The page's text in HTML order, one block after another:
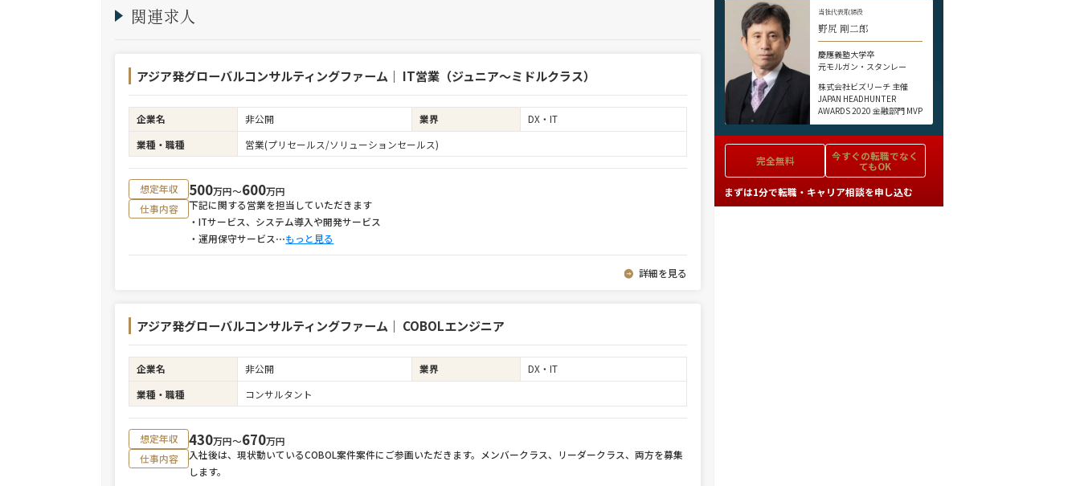
関連求人
アジア発グローバルコンサルティングファーム｜ IT営業（ジュニア～ミドルクラス）
企業名 非公開 業界
DX・IT
業種・職種
営業(プリセールス/ソリューションセールス)
想定年収 500万円〜600万円
仕事内容
下記に関する営業を担当していただきます
・ITサービス、システム導入や開発サービス
・運用保守サービス⋯もっと見る
詳細を見る
アジア発グローバルコンサルティングファーム｜ COBOLエンジニア
企業名 非公開 業界
DX・IT
業種・職種
コンサルタント
想定年収 430万円〜670万円
仕事内容
入社後は、現状動いているCOBOL案件案件にご参画いただきます。メンバークラス、リーダークラス、両方を募集
します。
当社代表取締役
野尻 剛二郎
慶應義塾大学卒
元モルガン・スタンレー
株式会社ビズリーチ 主催
JAPAN HEADHUNTER
AWARDS 2020 金融部門 MVP
完全無料 今すぐの転職でなく
てもOK
まずは1分で転職・キャリア相談を申し込む